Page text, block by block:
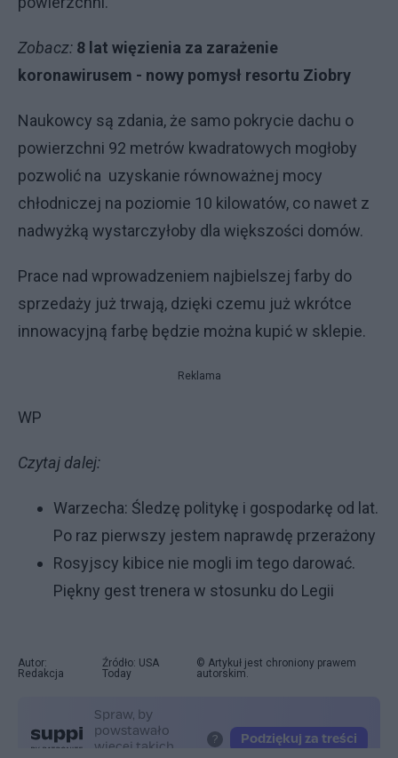
Zobacz: 8 lat więzienia za zarażenie
koronawirusem - nowy pomysł resortu Ziobry
Naukowcy są zdania, że samo pokrycie dachu o
powierzchni 92 metrów kwadratowych mogłoby
pozwolić na uzyskanie równoważnej mocy
chłodniczej na poziomie 10 kilowatów, co nawet z
nadwyżką wystarczyłoby dla większości domów.
Prace nad wprowadzeniem najbielszej farby do
sprzedaży już trwają, dzięki czemu już wkrótce
innowacyjną farbę będzie można kupić w sklepie.
Reklama
WP
Czytaj dalej:
Warzecha: Śledzę politykę i gospodarkę od lat.
Po raz pierwszy jestem naprawdę przerażony
Rosyjscy kibice nie mogli im tego darować.
Piękny gest trenera w stosunku do Legii
Autor:
Redakcja
Źródło: USA
Today
© Artykuł jest chroniony prawem
autorskim.